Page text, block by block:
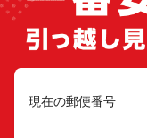
現在の郵便番号